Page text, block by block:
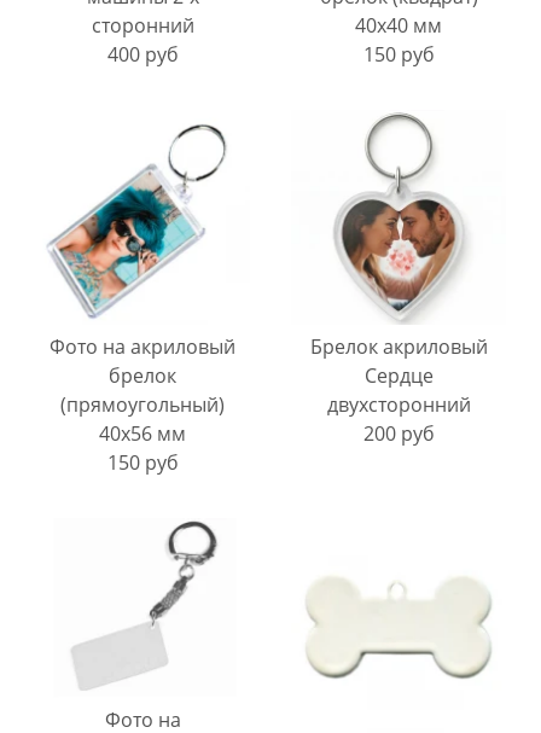
сторонний
400 руб
40х40 мм
150 руб
Фото на акриловый
брелок
(прямоугольный)
40х56 мм
150 руб
Брелок акриловый
Сердце
двухсторонний
200 руб
Фото на